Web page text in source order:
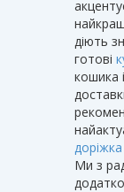
діють
готові
кошика
доріжка
Ми з